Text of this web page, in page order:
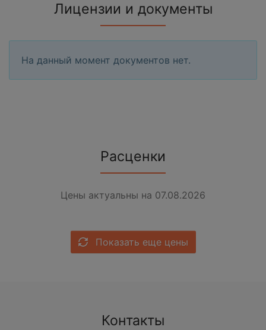
Лицензии и документы
На данный момент документов нет.
Расценки
Цены актуальны на 07.08.2026
Показать еще цены
Контакты